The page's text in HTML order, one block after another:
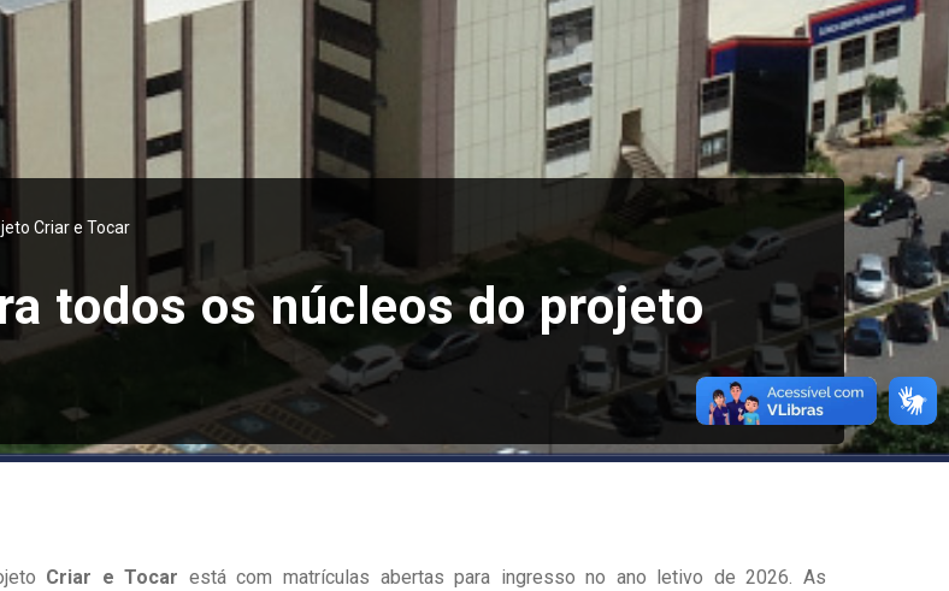
Criar e Tocar
todos os núcleos do projeto
Criar e Tocar está com matrículas abertas para ingresso no ano letivo de 2026. As